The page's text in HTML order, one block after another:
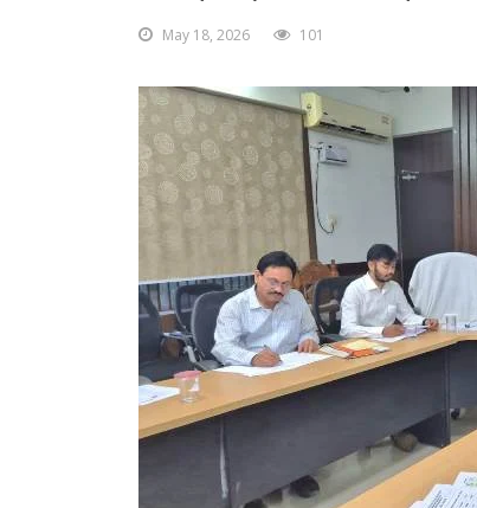
May 18, 2026 101